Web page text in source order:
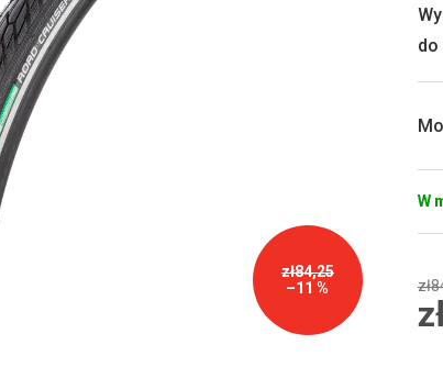
zł84,25
–11 %
W
do
0,0
5